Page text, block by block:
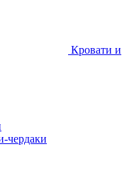
Кровати и
чердаки